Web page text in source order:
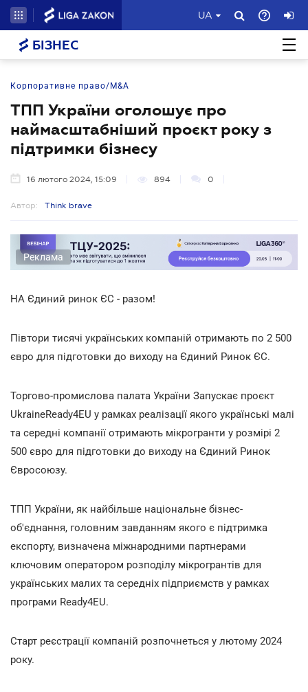
UA
БІЗНЕС
Корпоративне право/M&A
ТПП України оголошує про
наймасштабніший проєкт року з
підтримки бізнесу
16 лютого 2024, 15:09 894 0
Автор: Think brave
Реклама
НА Єдиний ринок ЄС - разом!
Півтори тисячі українських компаній отримають по 2 500
євро для підготовки до виходу на Єдиний Ринок ЄС.
Торгово-промислова палата України Запускає проєкт
UkraineReady4EU у рамках реалізації якого українські малі
та середні компанії отримають мікрогранти у розмірі 2
500 євро для підготовки до виходу на Єдиний Ринок
Євросоюзу.
ТПП України, як найбільше національне бізнес-
об'єднання, головним завданням якого є підтримка
експорту, визначена міжнародними партнерами
ключовим оператором розподілу мікрогрантів для
українських малих та середніх підприємств у рамках
програми Ready4EU.
Старт реєстрації компаній розпочнеться у лютому 2024
року.